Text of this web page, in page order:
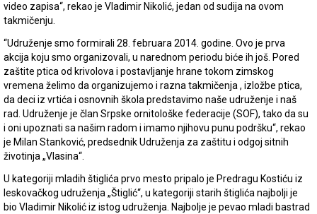
video zapisa“, rekao je Vladimir Nikolić, jedan od sudija na ovom
takmičenju.
“Udruženje smo formirali 28. februara 2014. godine. Ovo je prva
akcija koju smo organizovali, u narednom periodu biće ih još. Pored
zaštite ptica od krivolova i postavljanje hrane tokom zimskog
vremena želimo da organizujemo i razna takmičenja , izložbe ptica,
da deci iz vrtića i osnovnih škola predstavimo naše udruženje i naš
rad. Udruženje je član Srpske ornitološke federacije (SOF), tako da su
i oni upoznati sa našim radom i imamo njihovu punu podršku“, rekao
je Milan Stanković, predsednik Udruženja za zaštitu i odgoj sitnih
životinja „Vlasina“.
U kategoriji mladih štiglića prvo mesto pripalo je Predragu Kostiću iz
leskovačkog udruženja „Štiglić“, u kategoriji starih štiglića najbolji je
bio Vladimir Nikolić iz istog udruženja. Najbolje je pevao mladi bastrad